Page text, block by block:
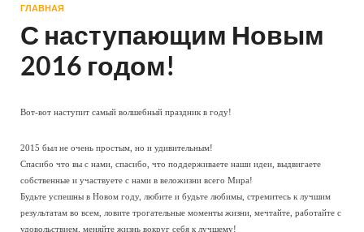
ГЛАВНАЯ
С наступающим Новым
2016 годом!
Вот-вот наступит самый волшебный праздник в году!
2015 был не очень простым, но и удивительным!
Спасибо что вы с нами, спасибо, что поддерживаете наши идеи, выдвигаете
собственные и участвуете с нами в веложизни всего Мира!
Будьте успешны в Новом году, любите и будьте любимы, стремитесь к лучшим
результатам во всем, ловите трогательные моменты жизни, мечтайте, работайте с
удовольствием, меняйте жизнь вокруг себя к лучшему!